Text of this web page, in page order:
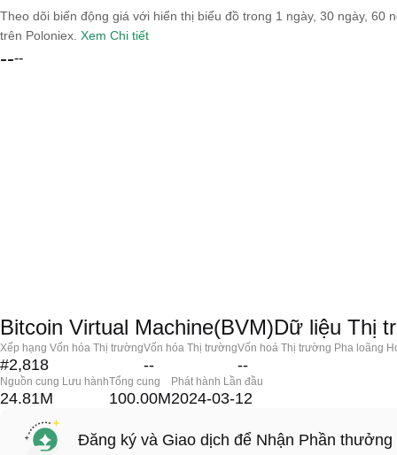
Theo dõi biến động giá với hiển thị biểu đồ trong 1 ngày, 30 ngày,
trên Poloniex. Xem Chi tiết
----
Bitcoin Virtual Machine(BVM)Dữ liệu Thị
Xếp hạng Vốn hóa Thị trường
#2,818
Vốn hóa Thị trường
--
Vốn hoá Thị trường Pha loãng
--
Nguồn cung Lưu hành
24.81M
Tổng cung
100.00M
Phát hành Lần đầu
2024-03-12
Đăng ký và Giao dịch để Nhận Phần thưởng